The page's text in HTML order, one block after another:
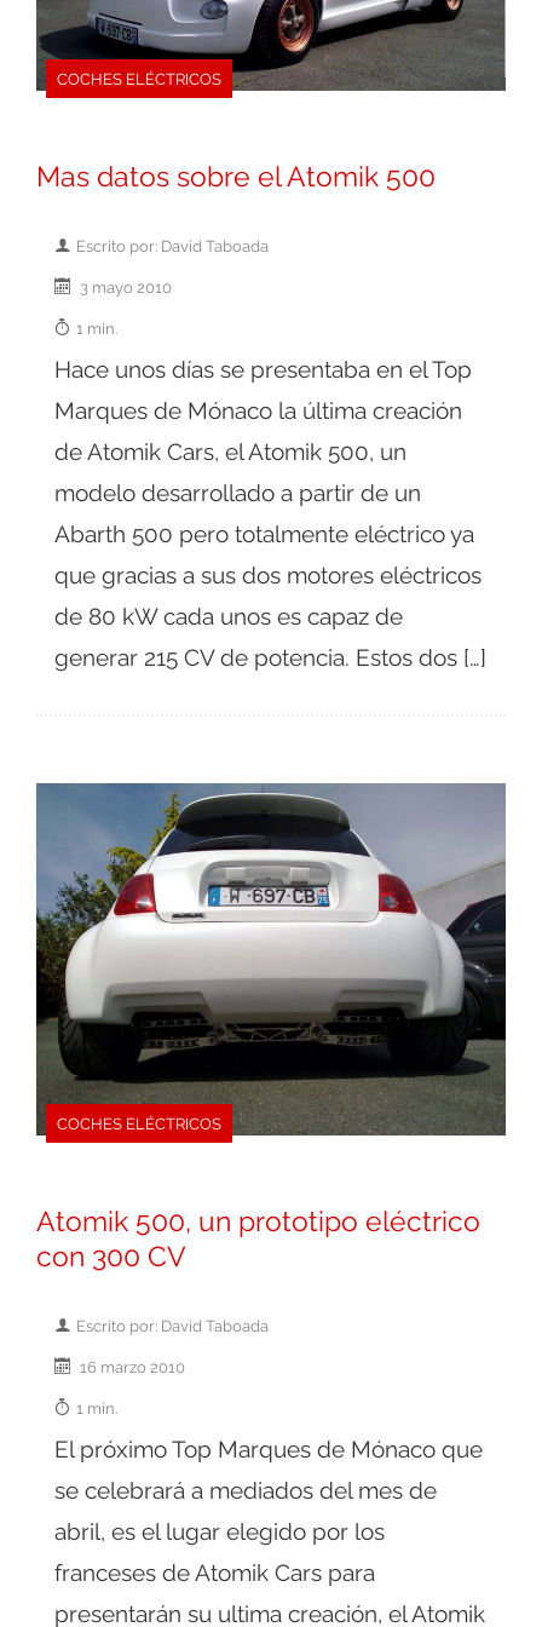
COCHES ELÉCTRICOS
Mas datos sobre el Atomik 500
Escrito por: David Taboada
3 mayo 2010
1 min.
Hace unos días se presentaba en el Top
Marques de Mónaco la última creación
de Atomik Cars, el Atomik 500, un
modelo desarrollado a partir de un
Abarth 500 pero totalmente eléctrico ya
que gracias a sus dos motores eléctricos
de 80 kW cada unos es capaz de
generar 215 CV de potencia. Estos dos […]
COCHES ELÉCTRICOS
Atomik 500, un prototipo eléctrico
con 300 CV
Escrito por: David Taboada
16 marzo 2010
1 min.
El próximo Top Marques de Mónaco que
se celebrará a mediados del mes de
abril, es el lugar elegido por los
franceses de Atomik Cars para
presentarán su ultima creación, el Atomik